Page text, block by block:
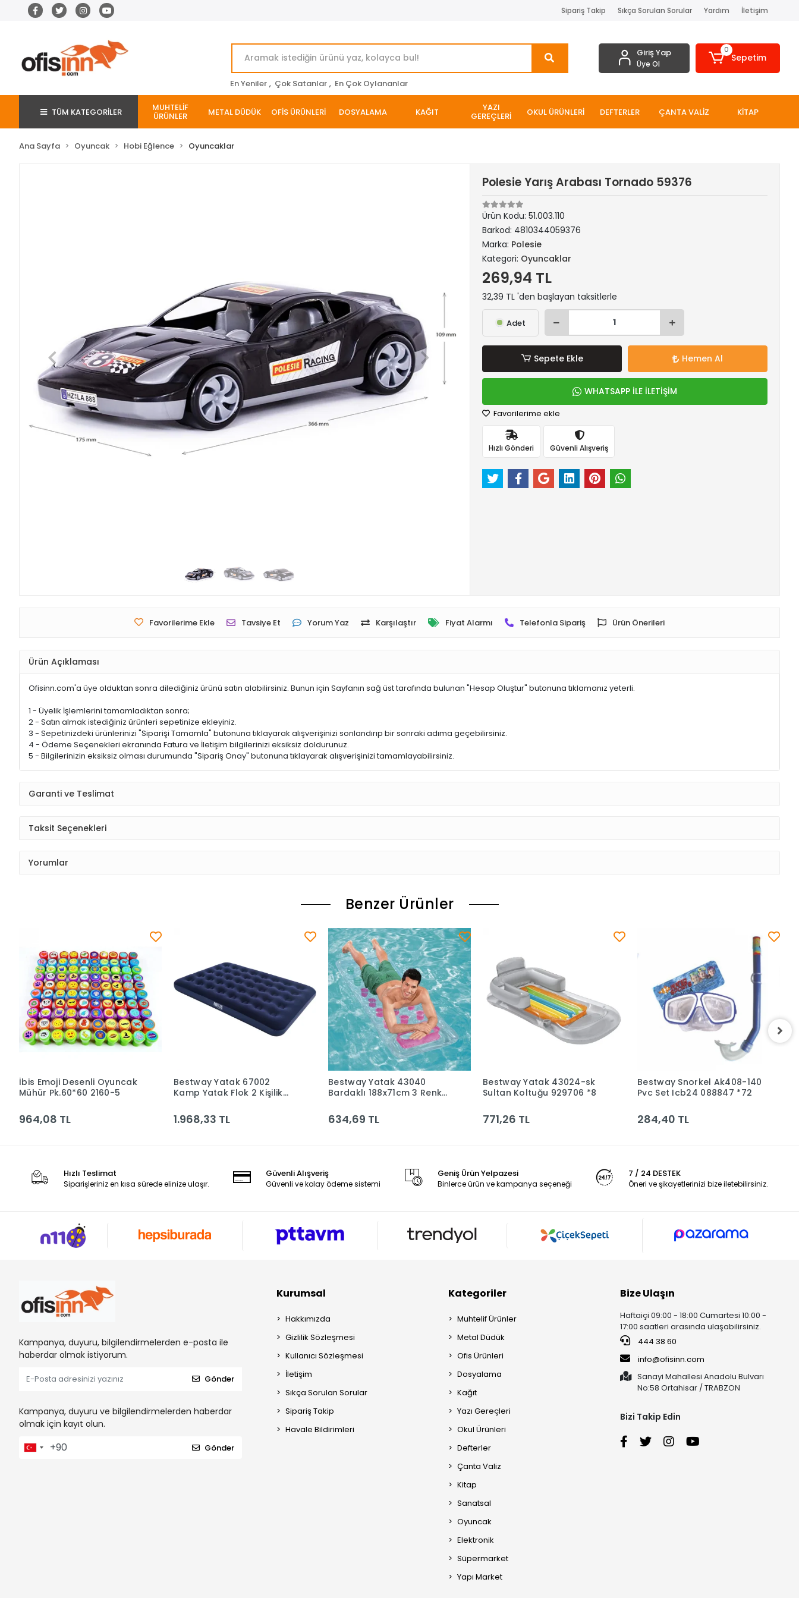
Sipariş Takip Sıkça Sorulan Sorular Yardım İletişim
En Yeniler , Çok Satanlar , En Çok Oylananlar
Giriş Yap
Üye Ol
0
Sepetim
TÜM KATEGORİLER MUHTELİF
ÜRÜNLER METAL DÜDÜK OFİS ÜRÜNLERİ DOSYALAMA KAĞIT YAZI
GEREÇLERİ OKUL ÜRÜNLERİ DEFTERLER ÇANTA VALİZ KİTAP
Ana Sayfa Oyuncak Hobi Eğlence Oyuncaklar
Polesie Yarış Arabası Tornado 59376
Ürün Kodu:51.003.110
Barkod: 4810344059376
Marka: Polesie
Kategori: Oyuncaklar
269,94 TL
32,39 TL 'den başlayan taksitlerle
Adet
Sepete Ekle Hemen Al
WHATSAPP İLE İLETİŞİM
Favorilerime ekle
Hızlı Gönderi Güvenli Alışveriş
Favorilerime Ekle Tavsiye Et Yorum Yaz Karşılaştır Fiyat Alarmı Telefonla Sipariş Ürün Önerileri
Ürün Açıklaması
Ofisinn.com'a üye olduktan sonra dilediğiniz ürünü satın alabilirsiniz. Bunun için Sayfanın sağ üst tarafında bulunan "Hesap Oluştur" butonuna tıklamanız yeterli.
1 - Üyelik İşlemlerini tamamladıktan sonra;
2 - Satın almak istediğiniz ürünleri sepetinize ekleyiniz.
3 - Sepetinizdeki ürünlerinizi "Siparişi Tamamla" butonuna tıklayarak alışverişinizi sonlandırıp bir sonraki adıma geçebilirsiniz.
4 - Ödeme Seçenekleri ekranında Fatura ve İletişim bilgilerinizi eksiksiz doldurunuz.
5 - Bilgilerinizin eksiksiz olması durumunda "Sipariş Onay" butonuna tıklayarak alışverişinizi tamamlayabilirsiniz.
Garanti ve Teslimat
Taksit Seçenekleri
Yorumlar
Benzer Ürünler
Sepete Ekle
İbis Emoji Desenli Oyuncak
Mühür Pk.60*60 2160-5
964,08 TL
Sepete Ekle
Bestway Yatak 67002
Kamp Yatak Flok 2 Kişilik
1.968,33 TL
Sepete Ekle
Bestway Yatak 43040
Bardaklı 188x71cm 3 Renk
634,69 TL
Sepete Ekle
Bestway Yatak 43024-sk
Sultan Koltuğu 929706 *8
771,26 TL
Sepete Ekle
Bestway Snorkel Ak408-140
Pvc Set Icb24 088847 *72
284,40 TL
Hızlı Teslimat
Siparişleriniz en kısa sürede elinize ulaşır.
Güvenli Alışveriş
Güvenli ve kolay ödeme sistemi
Geniş Ürün Yelpazesi
Binlerce ürün ve kampanya seçeneği
7 / 24 DESTEK
Öneri ve şikayetlerinizi bize iletebilirsiniz.
Kampanya, duyuru, bilgilendirmelerden e-posta ile
haberdar olmak istiyorum.
Gönder
Kampanya, duyuru ve bilgilendirmelerden haberdar
olmak için kayıt olun.
Gönder
Kurumsal
Hakkımızda
Gizlilik Sözleşmesi
Kullanıcı Sözleşmesi
İletişim
Sıkça Sorulan Sorular
Sipariş Takip
Havale Bildirimleri
Kategoriler
Muhtelif Ürünler
Metal Düdük
Ofis Ürünleri
Dosyalama
Kağıt
Yazı Gereçleri
Okul Ürünleri
Defterler
Çanta Valiz
Kitap
Sanatsal
Oyuncak
Elektronik
Süpermarket
Yapı Market
Bize Ulaşın
Haftaiçi 09:00 - 18:00 Cumartesi 10:00 -
17:00 saatleri arasında ulaşabilirsiniz.
444 38 60
info@ofisinn.com
Sanayi Mahallesi Anadolu Bulvarı
No:58 Ortahisar / TRABZON
Bizi Takip Edin